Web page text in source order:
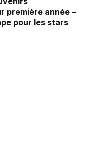
première année –
pour les stars